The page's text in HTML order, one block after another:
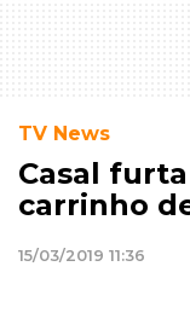
TV News
Casal
carrinho
15/03/2019 11:36